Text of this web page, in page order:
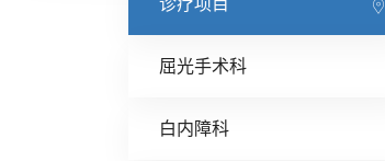
诊疗项目
屈光手术科
白内障科